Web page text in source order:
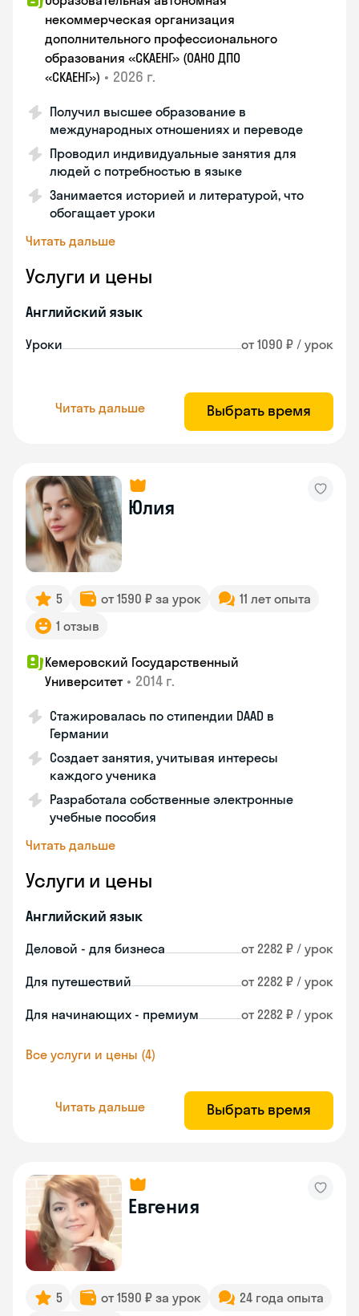
некоммерческая организация
дополнительного профессионального
образования «СКАЕНГ» (ОАНО ДПО
«СКАЕНГ») • 2026 г.
Получил высшее образование в
международных отношениях и переводе
Проводил индивидуальные занятия для
людей с потребностью в языке
Занимается историей и литературой, что
обогащает уроки
Читать дальше
Услуги и цены
Английский язык
Уроки от 1090 ₽ / урок
Читать дальше Выбрать время
Юлия
5 от 1590 ₽ за урок
11 лет опыта
1 отзыв
Кемеровский Государственный
Университет • 2014 г.
Стажировалась по стипендии DAAD в
Германии
Создает занятия, учитывая интересы
каждого ученика
Разработала собственные электронные
учебные пособия
Читать дальше
Услуги и цены
Английский язык
Деловой - для бизнеса от 2282 ₽ / урок
Для путешествий от 2282 ₽ / урок
Для начинающих - премиум от 2282 ₽ / урок
Все услуги и цены (4)
Читать дальше Выбрать время
Евгения
5 от 1590 ₽ за урок
24 года опыта